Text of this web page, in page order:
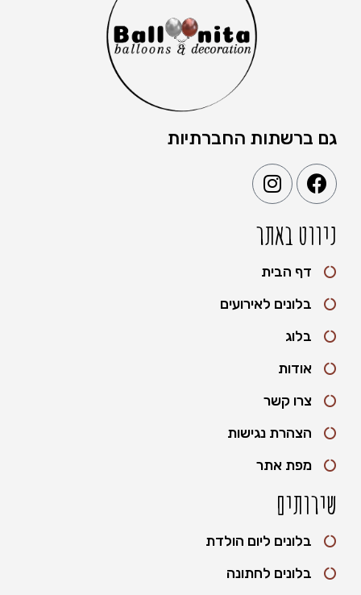
גם ברשתות החברתיות
ניווט באתר
דף הבית
בלונים לאירועים
בלוג
אודות
צרו קשר
הצהרת נגישות
מפת אתר
שירותים
בלונים ליום הולדת
בלונים לחתונה